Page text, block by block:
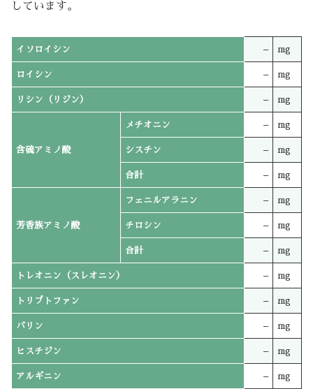
しています。
イソロイシン – mg
ロイシン – mg
リシン（リジン） – mg
含硫アミノ酸
メチオニン – mg
シスチン – mg
合計 – mg
芳香族アミノ酸
フェニルアラニン – mg
チロシン – mg
合計 – mg
トレオニン（スレオニン） – mg
トリプトファン – mg
バリン – mg
ヒスチジン – mg
アルギニン – mg